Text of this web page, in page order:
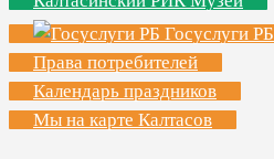
Госуслуги РБ
Права потребителей
Календарь праздников
Мы на карте Калтасов